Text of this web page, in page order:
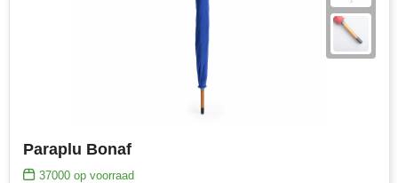
Paraplu Bonaf
37000op voorraad